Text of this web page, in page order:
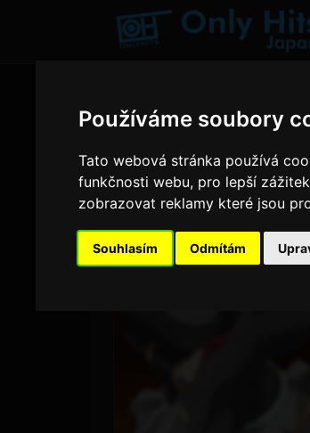
Používáme soubory
Tato webová stránka používá
funkčnosti webu, pro lepší
zobrazovat reklamy které jsou
Souhlasím Odmítám